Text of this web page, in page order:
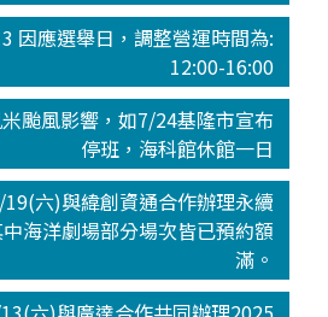
因應選舉日，調整營運時間為:
12:00-16:00
米颱風影響，如7/24基隆市宣布
停班，海科館休館一日
19(六)與緯創資通合作辦理永續
海洋劇場部分場次皆已預約額
滿。